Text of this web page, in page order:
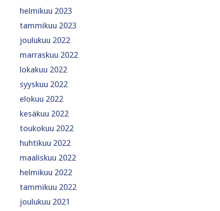
helmikuu 2023
tammikuu 2023
joulukuu 2022
marraskuu 2022
lokakuu 2022
syyskuu 2022
elokuu 2022
kesäkuu 2022
toukokuu 2022
huhtikuu 2022
maaliskuu 2022
helmikuu 2022
tammikuu 2022
joulukuu 2021